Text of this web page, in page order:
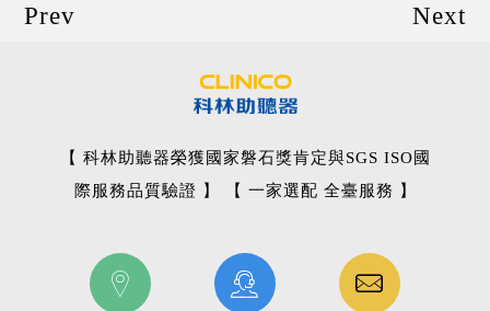
Prev Next
【 科林助聽器榮獲國家磐石獎肯定與SGS ISO國
際服務品質驗證 】 【 一家選配 全臺服務 】